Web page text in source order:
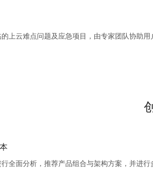
上云难点问题及应急项目，由专家团队协助用
全面分析，推荐产品组合与架构方案，并进